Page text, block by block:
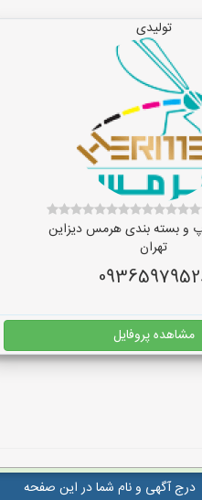
تولیدی
و بسته بندی هرمس دیزاین
تهران
مشاهده پروفایل
درج آگهی و نام شما در این صفحه